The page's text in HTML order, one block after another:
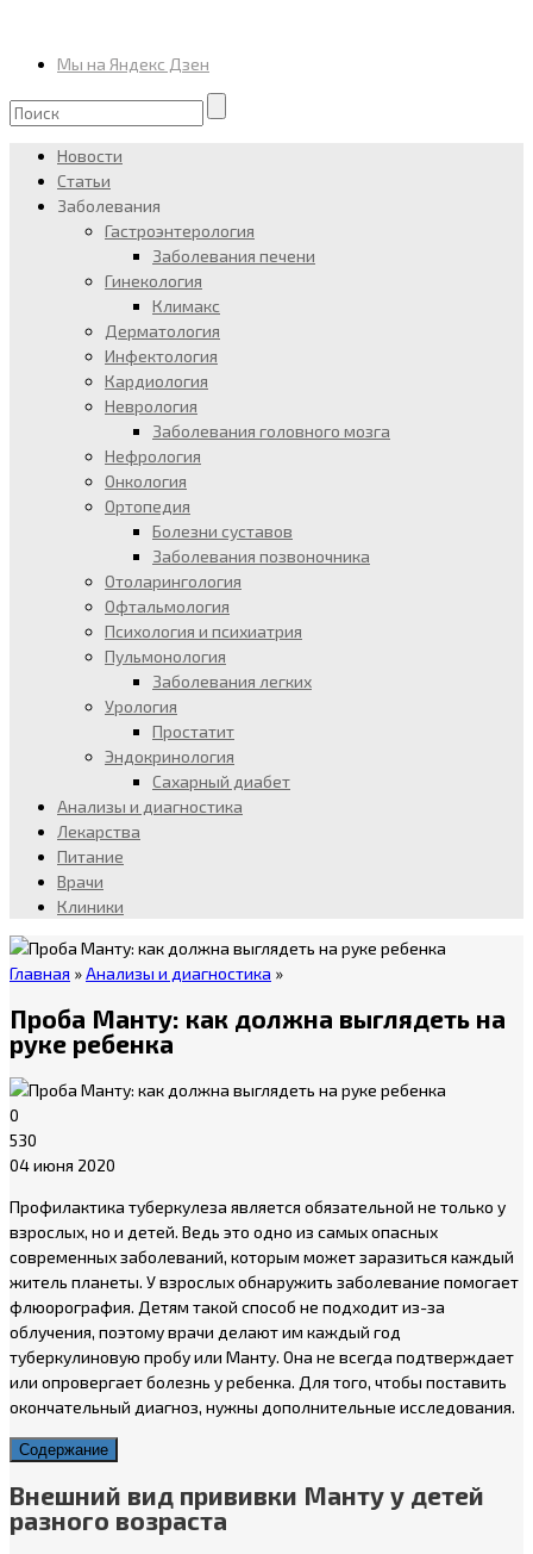
Мы на Яндекс Дзен
Новости
Статьи
Заболевания
Гастроэнтерология
Заболевания печени
Гинекология
Климакс
Дерматология
Инфектология
Кардиология
Неврология
Заболевания головного мозга
Нефрология
Онкология
Ортопедия
Болезни суставов
Заболевания позвоночника
Отоларингология
Офтальмология
Психология и психиатрия
Пульмонология
Заболевания легких
Урология
Простатит
Эндокринология
Сахарный диабет
Анализы и диагностика
Лекарства
Питание
Врачи
Клиники
Главная »Анализы и диагностика »
Проба Манту: как должна выглядеть на
руке ребенка
0
530
04 июня 2020
Профилактика туберкулеза является обязательной не только у
взрослых, но и детей. Ведь это одно из самых опасных
современных заболеваний, которым может заразиться каждый
житель планеты. У взрослых обнаружить заболевание помогает
флюорография. Детям такой способ не подходит из-за
облучения, поэтому врачи делают им каждый год
туберкулиновую пробу или Манту. Она не всегда подтверждает
или опровергает болезнь у ребенка. Для того, чтобы поставить
окончательный диагноз, нужны дополнительные исследования.
Содержание
Внешний вид прививки Манту у детей
разного возраста